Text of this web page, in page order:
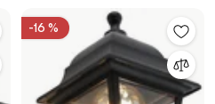
-16 %